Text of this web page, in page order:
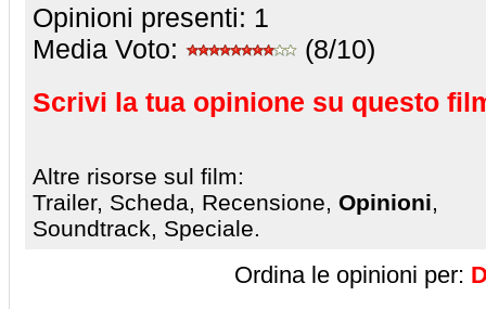
Opinioni presenti: 1
Media Voto:
(8/10)
Scrivi la tua opinione su questo
Altre risorse sul film:
Trailer, Scheda, Recensione, Opinioni,
Soundtrack, Speciale.
Ordina le opinioni per: